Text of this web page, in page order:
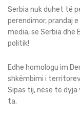
Serbia nuk duhet të
perendimor, prandaj
media, se Serbia dhe
politik!
Edhe homologu im
shkëmbimi i
Sipas tij, nëse të
ta.